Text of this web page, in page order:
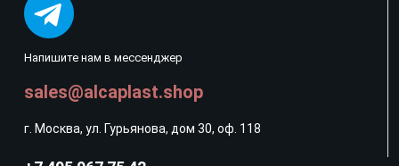
Напишите нам в мессенджер
sales@alcaplast.shop
г. Москва, ул. Гурьянова, дом 30, оф. 118